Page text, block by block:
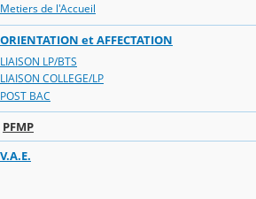
Metiers de l'Accueil
ORIENTATION et AFFECTATION
LIAISON LP/BTS
LIAISON COLLEGE/LP
POST BAC
PFMP
V.A.E.